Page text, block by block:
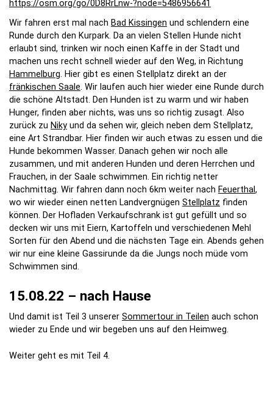
https://osm.org/go/0D8RrLnw-?node=5486956641
Wir fahren erst mal nach Bad Kissingen und schlendern eine
Runde durch den Kurpark. Da an vielen Stellen Hunde nicht
erlaubt sind, trinken wir noch einen Kaffe in der Stadt und
machen uns recht schnell wieder auf den Weg, in Richtung
Hammelburg. Hier gibt es einen Stellplatz direkt an der
fränkischen Saale. Wir laufen auch hier wieder eine Runde durch
die schöne Altstadt. Den Hunden ist zu warm und wir haben
Hunger, finden aber nichts, was uns so richtig zusagt. Also
zurück zu Niky und da sehen wir, gleich neben dem Stellplatz,
eine Art Strandbar. Hier finden wir auch etwas zu essen und die
Hunde bekommen Wasser. Danach gehen wir noch alle
zusammen, und mit anderen Hunden und deren Herrchen und
Frauchen, in der Saale schwimmen. Ein richtig netter
Nachmittag. Wir fahren dann noch 6km weiter nach Feuerthal,
wo wir wieder einen netten Landvergnügen Stellplatz finden
können. Der Hofladen Verkaufschrank ist gut gefüllt und so
decken wir uns mit Eiern, Kartoffeln und verschiedenen Mehl
Sorten für den Abend und die nächsten Tage ein. Abends gehen
wir nur eine kleine Gassirunde da die Jungs noch müde vom
Schwimmen sind.
15.08.22 – nach Hause
Und damit ist Teil 3 unserer Sommertour in Teilen auch schon
wieder zu Ende und wir begeben uns auf den Heimweg.
Weiter geht es mit Teil 4.